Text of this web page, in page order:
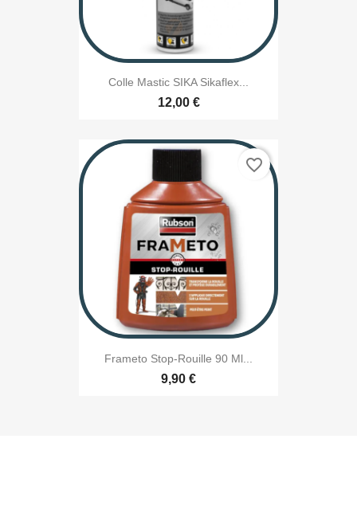
Colle Mastic SIKA Sikaflex...
12,00 €
Frameto Stop-Rouille 90 Ml...
9,90 €
favorite_border